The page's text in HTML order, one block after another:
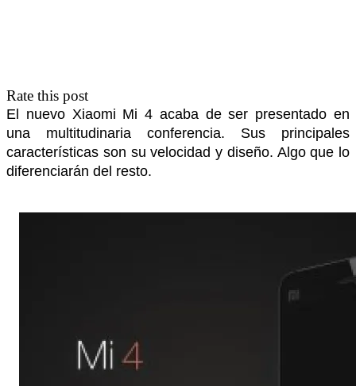
Rate this post
El nuevo Xiaomi Mi 4 acaba de ser presentado en
una multitudinaria conferencia. Sus principales
características son su velocidad y diseño. Algo que lo
diferenciarán del resto.